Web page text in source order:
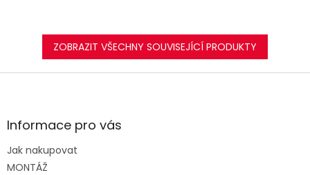
ZOBRAZIT VŠECHNY SOUVISEJÍCÍ PRODUKTY
Z
aInformace pro vás
Jak nakupovat
MONTÁŽ